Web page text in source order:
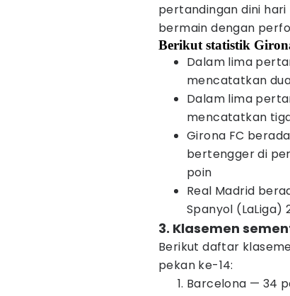
pertandingan dini
bermain dengan
Berikut statistik
Dalam lima
mencatatkan
Dalam lima
mencatatkan
Girona FC
bertengger di
poin
Real Madrid
Spanyol (LaLiga)
3. Klasemen
Berikut daftar
pekan ke-14:
Barcelona — 34